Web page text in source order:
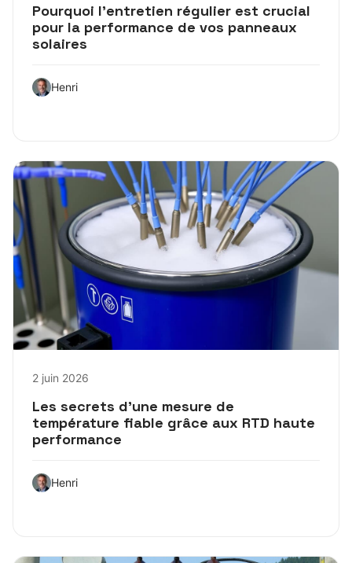
Pourquoi l’entretien régulier est crucial
pour la performance de vos panneaux
solaires
Henri
2 juin 2026
Les secrets d’une mesure de
température fiable grâce aux RTD haute
performance
Henri